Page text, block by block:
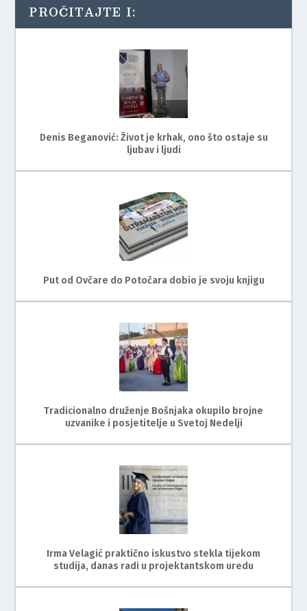
PROČITAJTE I:
Denis Beganović: Život je krhak, ono što ostaje su
ljubav i ljudi
Put od Ovčare do Potočara dobio je svoju knjigu
Tradicionalno druženje Bošnjaka okupilo brojne
uzvanike i posjetitelje u Svetoj Nedelji
Irma Velagić praktično iskustvo stekla tijekom
studija, danas radi u projektantskom uredu